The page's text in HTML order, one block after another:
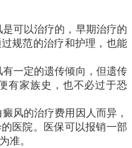
可以治疗的，早期治疗的
规范的治疗和护理，也能
一定的遗传倾向，但遗传
有家族史，也不必过于恐
风的治疗费用因人而异，
医院。医保可以报销一部
准。